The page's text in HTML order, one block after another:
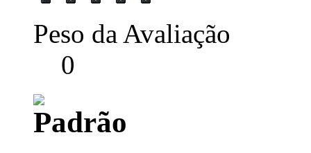
Peso da Avaliação
0